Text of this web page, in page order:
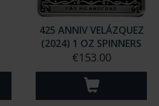
425 ANNIV VELÁZQUEZ
(2024) 1 OZ SPINNERS
€153.00